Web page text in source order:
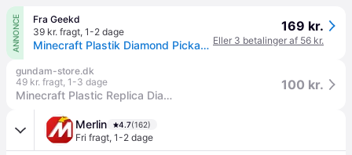
ANNONCE
Fra Geekd
39 kr. fragt, 1-2 dage
Minecraft Plastik Diamond Pickaxe Legetøjsvåben - GEEKD.dk - Forventet levering: 1-2 hverdage
169 kr.
Eller 3 betalinger af 56 kr.
gundam-store.dk
49 kr. fragt, 1-3 dage
Minecraft Plastic Replica Diamond Pickaxe 40 cm
100 kr.
Merlin 4.7(162)
Fri fragt, 1-2 dage